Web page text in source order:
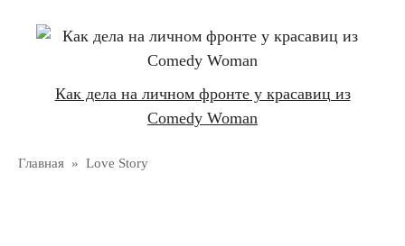
Как дела на личном фронте у красавиц из
Comedy Woman
Главная » Love Story